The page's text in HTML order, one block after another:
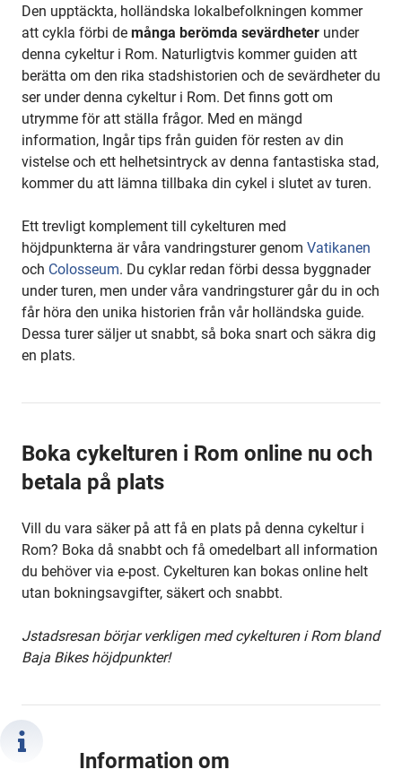
Den upptäckta, holländska lokalbefolkningen kommer
att cykla förbi de många berömda sevärdheter under
denna cykeltur i Rom. Naturligtvis kommer guiden att
berätta om den rika stadshistorien och de sevärdheter du
ser under denna cykeltur i Rom. Det finns gott om
utrymme för att ställa frågor. Med en mängd
information, Ingår tips från guiden för resten av din
vistelse och ett helhetsintryck av denna fantastiska stad,
kommer du att lämna tillbaka din cykel i slutet av turen.
Ett trevligt komplement till cykelturen med
höjdpunkterna är våra vandringsturer genom Vatikanen
och Colosseum. Du cyklar redan förbi dessa byggnader
under turen, men under våra vandringsturer går du in och
får höra den unika historien från vår holländska guide.
Dessa turer säljer ut snabbt, så boka snart och säkra dig
en plats.
Boka cykelturen i Rom online nu och
betala på plats
Vill du vara säker på att få en plats på denna cykeltur i
Rom? Boka då snabbt och få omedelbart all information
du behöver via e-post. Cykelturen kan bokas online helt
utan bokningsavgifter, säkert och snabbt.
Jstadsresan börjar verkligen med cykelturen i Rom bland
Baja Bikes höjdpunkter!
Information om